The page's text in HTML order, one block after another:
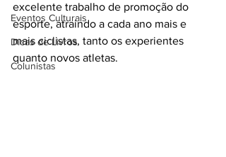
Eventos Culturais
Dicas de Livros
Colunistas
excelente trabalho de promoção do
esporte, atraindo a cada ano mais e
mais ciclistas, tanto os experientes
quanto novos atletas.